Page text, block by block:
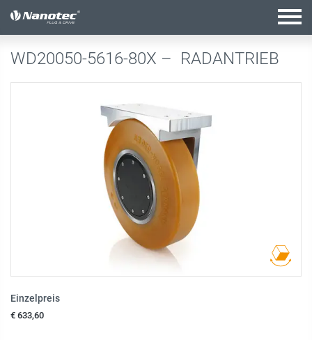
Aktive Kombination
WD20050-5616-80X – RADANTRIEB
Einzelpreis
€ 633,60